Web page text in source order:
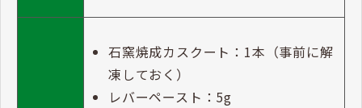
石窯焼成カスクート：1本（事前に解
凍しておく）
レバーペースト：5g